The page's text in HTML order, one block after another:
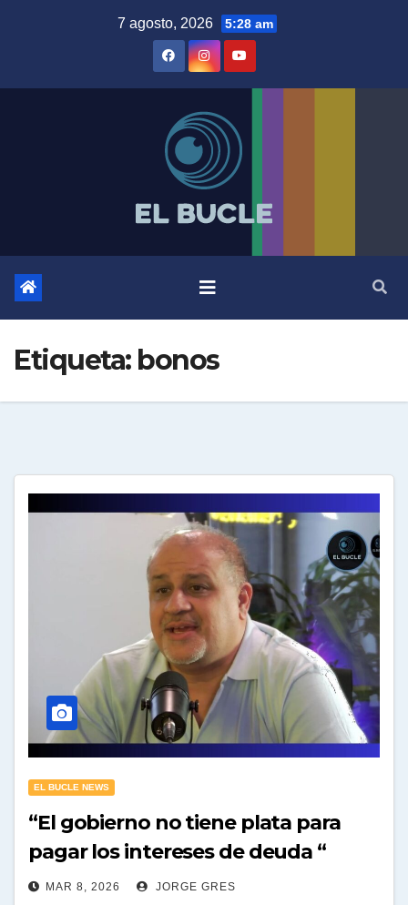
7 agosto, 2026 5:28 am
Etiqueta: bonos
EL BUCLE NEWS
“El gobierno no tiene plata para
pagar los intereses de deuda “
MAR 8, 2026 JORGE GRES